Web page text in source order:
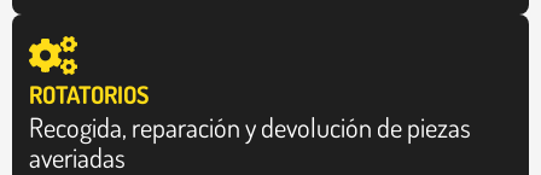
ROTATORIOS
Recogida, reparación y devolución de piezas
averiadas